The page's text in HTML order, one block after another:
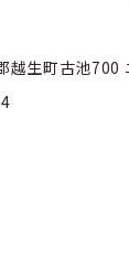
越生町古池700